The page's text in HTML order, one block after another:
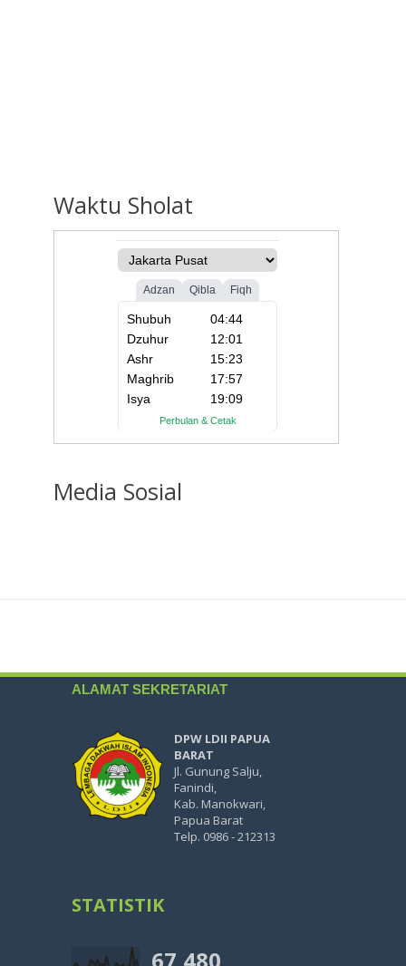
Waktu Sholat
Media Sosial
ALAMAT SEKRETARIAT
DPW LDII PAPUA
BARAT
Jl. Gunung Salju,
Fanindi,
Kab. Manokwari,
Papua Barat
Telp. 0986 - 212313
STATISTIK
67,480